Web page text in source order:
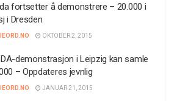
fortsetter å demonstrere – 20.000 i
i Dresden
OKTOBER 2, 2015
demonstrasjon i Leipzig kan samle
– Oppdateres jevnlig
JANUAR 21, 2015